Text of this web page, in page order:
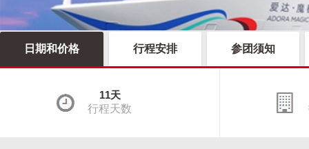
日期和价格 行程安排 参团须知
11天
行程天数